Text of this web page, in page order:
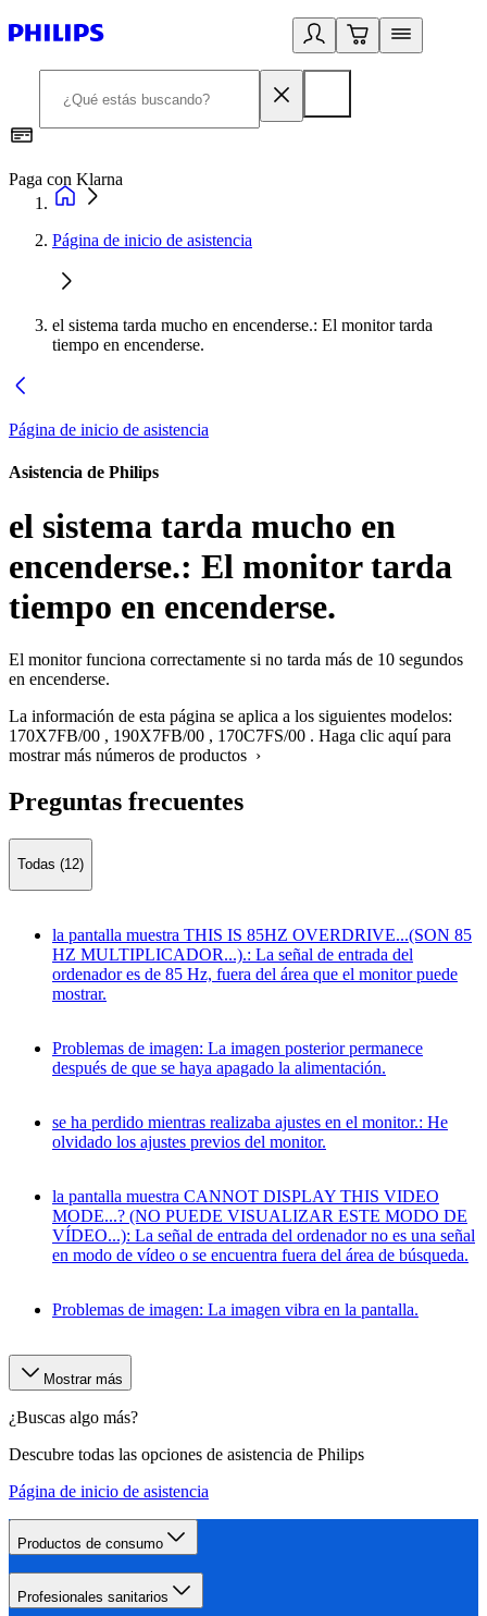
Paga con Klarna
Página de inicio de asistencia
el sistema tarda mucho en encenderse.: El monitor tarda
tiempo en encenderse.
Página de inicio de asistencia
Asistencia de Philips
el sistema tarda mucho en
encenderse.: El monitor tarda
tiempo en encenderse.
El monitor funciona correctamente si no tarda más de 10 segundos
en encenderse.
La información de esta página se aplica a los siguientes modelos:
170X7FB/00 , 190X7FB/00 , 170C7FS/00 . Haga clic aquí para
mostrar más números de productos ›
Preguntas frecuentes
Todas (12)
la pantalla muestra THIS IS 85HZ OVERDRIVE...(SON 85
HZ MULTIPLICADOR...).: La señal de entrada del
ordenador es de 85 Hz, fuera del área que el monitor puede
mostrar.
Problemas de imagen: La imagen posterior permanece
después de que se haya apagado la alimentación.
se ha perdido mientras realizaba ajustes en el monitor.: He
olvidado los ajustes previos del monitor.
la pantalla muestra CANNOT DISPLAY THIS VIDEO
MODE...? (NO PUEDE VISUALIZAR ESTE MODO DE
VÍDEO...): La señal de entrada del ordenador no es una señal
en modo de vídeo o se encuentra fuera del área de búsqueda.
Problemas de imagen: La imagen vibra en la pantalla.
Mostrar más
¿Buscas algo más?
Descubre todas las opciones de asistencia de Philips
Página de inicio de asistencia
Productos de consumo
Profesionales sanitarios